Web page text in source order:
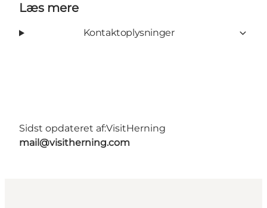
Læs mere
Kontaktoplysninger
Sidst opdateret af:VisitHerning
mail@visitherning.com